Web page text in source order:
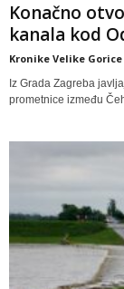
Konačno
kanala kod
Kronike Velike Gorice
Iz Grada Zagreba
prometnice između